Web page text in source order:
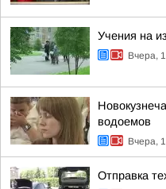
Учения на
Вчера,
водоемов
Вчера,
Отправка